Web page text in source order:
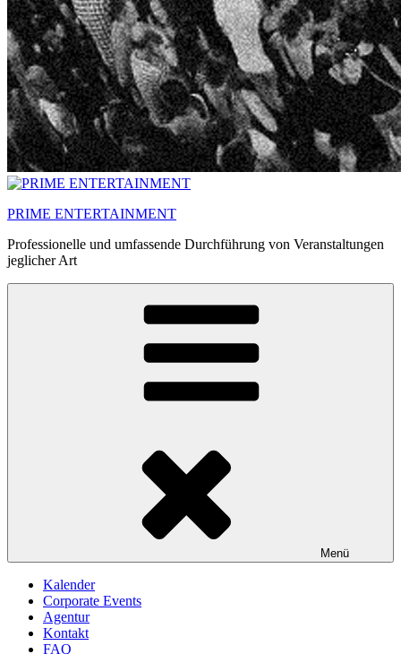
PRIME ENTERTAINMENT
Professionelle und umfassende Durchführung von Veranstaltungen
jeglicher Art
Menü
Kalender
Corporate Events
Agentur
Kontakt
FAQ